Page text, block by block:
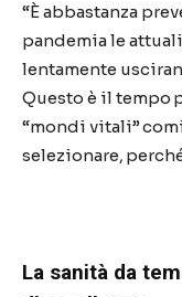
“Èabbastanza
pandemia le
lentamente
Questo è il tempo
“mondi vitali”
selezionare,
La sanità da